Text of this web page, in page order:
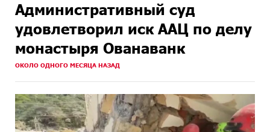
Административный суд
удовлетворил иск ААЦ по делу
монастыря Ованаванк
ОКОЛО ОДНОГО МЕСЯЦА НАЗАД